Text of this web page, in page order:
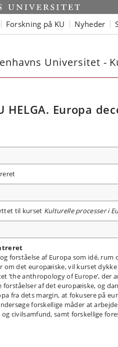
Forskning på KU Nyheder
Universitet -
HELGA. Europa
til kurset Kulturelle processer i
forståelse af Europa som idé,
om det europæiske, vil kurset
’the anthropology of Europe’,
forståelser af det europæiske, og
fra dets margin, at fokusere på
forskellige måder at
civilsamfund, samt forskellige